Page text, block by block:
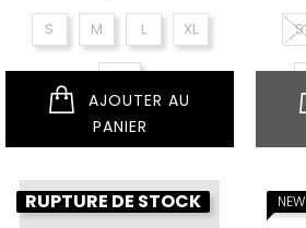
S M L XL
PANIER
S
RUPTURE DE STOCK NEUF